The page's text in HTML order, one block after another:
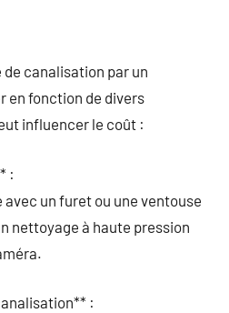
de canalisation par un
en fonction de divers
influencer le coût :
:
avec un furet ou une ventouse
nettoyage à haute pression
: